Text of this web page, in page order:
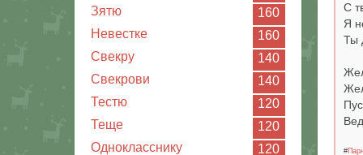
Зятю
160
Невестке
160
Свекру
140
Свекрови
140
Тестю
120
Теще
120
Однокласснику
120
С
Я
Ты
#